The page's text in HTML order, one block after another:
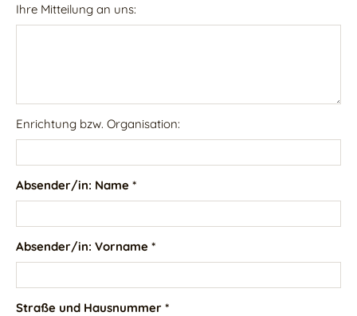
Ihre Mitteilung an uns:
Enrichtung bzw. Organisation:
Absender/in: Name *
Absender/in: Vorname *
Straße und Hausnummer *